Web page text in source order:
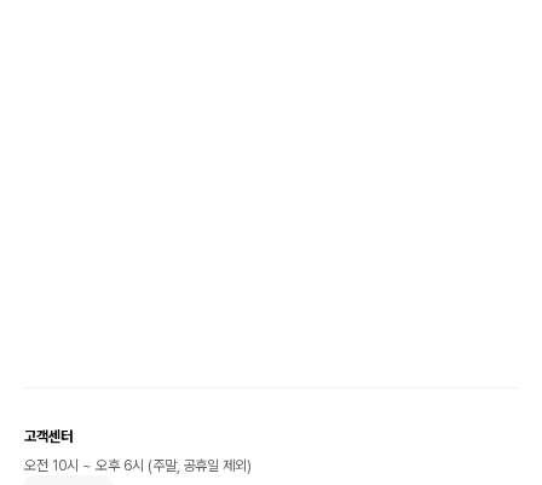
고객센터
오전 10시 ~ 오후 6시 (주말, 공휴일 제외)